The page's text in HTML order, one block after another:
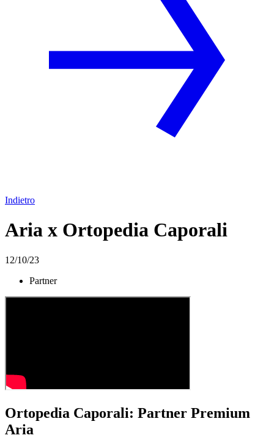
Indietro
Aria x Ortopedia Caporali
12/10/23
Partner
Ortopedia Caporali: Partner Premium
Aria